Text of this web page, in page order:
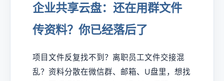
企业共享云盘：还在用群文件
传资料？你已经落后了
项目文件反复找不到？离职员工文件交接混
乱？资料分散在微信群、邮箱、U盘里，想找